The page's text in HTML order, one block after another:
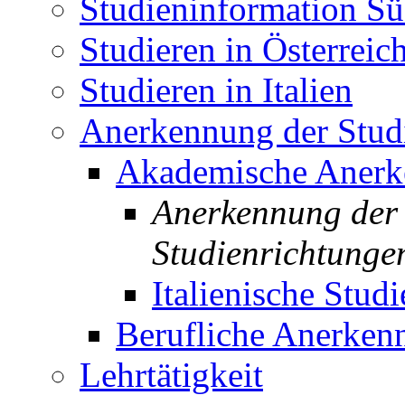
Studieninformation
Studieren in
Studieren in Italien
Anerkennung der
Akademische
Anerkennung
Italienische
Berufliche
Lehrtätigkeit